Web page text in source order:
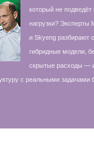
который не
нагрузки? Эксперты
и Skyeng разбирают
гибридные модели,
скрытые расходы —
с реальными задачами